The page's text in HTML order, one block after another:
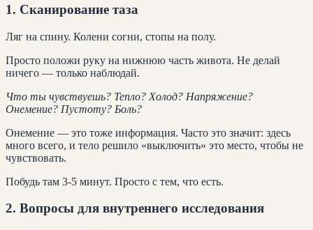
1. Сканирование таза
Ляг на спину. Колени согни, стопы на полу.
Просто положи руку на нижнюю часть живота. Не делай
ничего — только наблюдай.
Что ты чувствуешь? Тепло? Холод? Напряжение?
Онемение? Пустоту? Боль?
Онемение — это тоже информация. Часто это значит: здесь
много всего, и тело решило «выключить» это место, чтобы не
чувствовать.
Побудь там 3-5 минут. Просто с тем, что есть.
2. Вопросы для внутреннего исследования